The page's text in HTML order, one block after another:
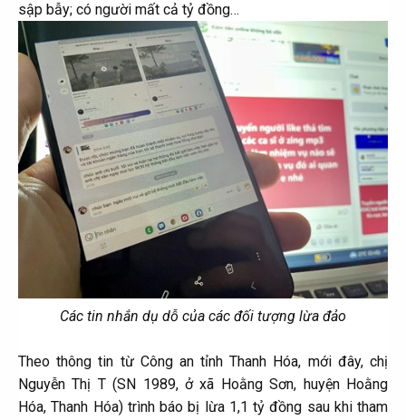
sập bẫy; có người mất cả tỷ đồng…​
Các tin nhắn dụ dỗ của các đối tượng lừa đảo
Theo thông tin từ Công an tỉnh Thanh Hóa, mới đây, chị
Nguyễn Thị T (SN 1989, ở xã Hoằng Sơn, huyện Hoằng
Hóa, Thanh Hóa) trình báo bị lừa 1,1 tỷ đồng sau khi tham